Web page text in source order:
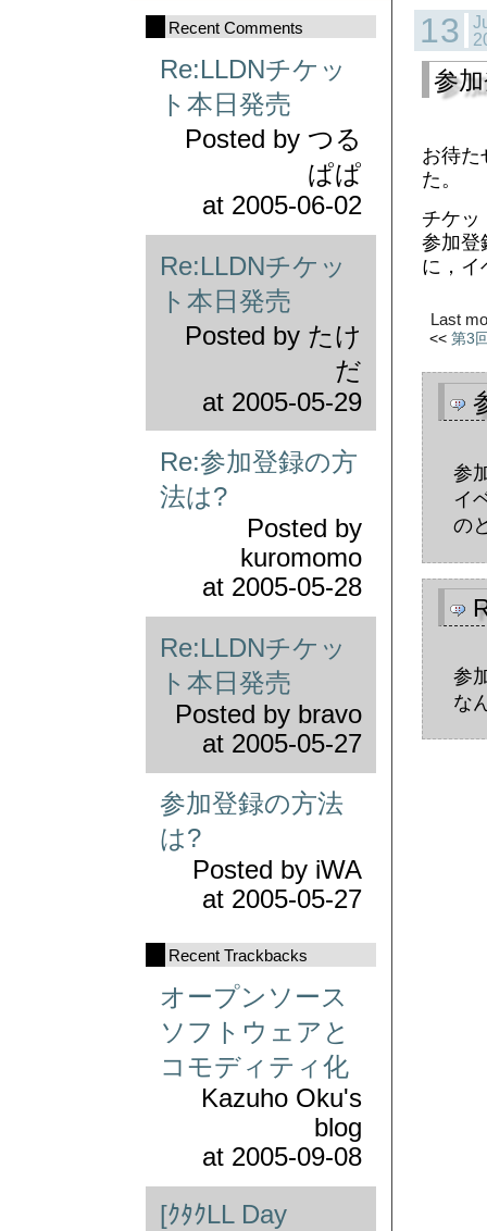
Recent Comments
Re:LLDNチケッ
ト本日発売
Posted by つる
ぱぱ
at 2005-06-02
Re:LLDNチケッ
ト本日発売
Posted by たけ
だ
at 2005-05-29
Re:参加登録の方
法は?
Posted by
kuromomo
at 2005-05-28
Re:LLDNチケッ
ト本日発売
Posted by bravo
at 2005-05-27
参加登録の方法
は?
Posted by iWA
at 2005-05-27
Recent Trackbacks
オープンソース
ソフトウェアと
コモディティ化
Kazuho Oku's
blog
at 2005-09-08
[ｸﾀｸLL Day
13
参
お待た
た。
チケッ
参加登
に，イ
Last
<<第3
参
イ
の
参
な